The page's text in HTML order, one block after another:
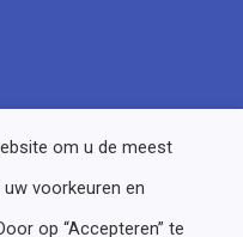
om u de meest
voorkeuren en
op “Accepteren” te